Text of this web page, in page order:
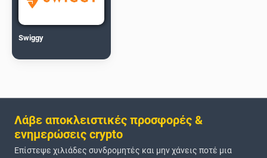
Swiggy
Λάβε αποκλειστικές προσφορές &
ενημερώσεις crypto
Επίστεψε χιλιάδες συνδρομητές και μην χάνεις ποτέ μια